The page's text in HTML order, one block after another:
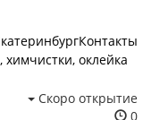
Контакты
оклейка
Скоро открытие
0